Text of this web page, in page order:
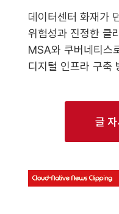
데이터센터 화재가
위험성과 진정한 클
MSA와 쿠버네티스
디지털 인프라 구축
글